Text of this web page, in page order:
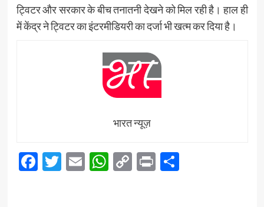
ट्विटर और सरकार के बीच तनातनी देखने को मिल रही है। हाल ही
में केंद्र ने ट्विटर का इंटरमीडियरी का दर्जा भी खत्म कर दिया है।
भारत न्यूज़
Facebook
Twitter
EmailWhatsApp
Copy
PrintShare